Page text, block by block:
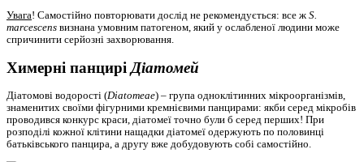
Увага! Самостійно повторювати дослід не рекомендується: все ж S.
marcescens визнана умовним патогеном, який у ослабленої людини може
спричинити серйозні захворювання.
Химерні панцирі Діатомей
Діатомові водорості (Diatomeae) ­– група одноклітинних мікроорганізмів,
знаменитих своїми фігурними кремнієвими панцирами: якби серед мікробів
проводився конкурс краси, діатомеї точно були б серед перших! При
розподілі кожної клітини нащадки діатомеї одержують по половинці
батьківського панцира, а другу вже добудовують собі самостійно.